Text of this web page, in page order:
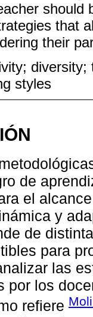
should
that
their
diversity;
styles
de
el
y
de
para
las
por los
refiere